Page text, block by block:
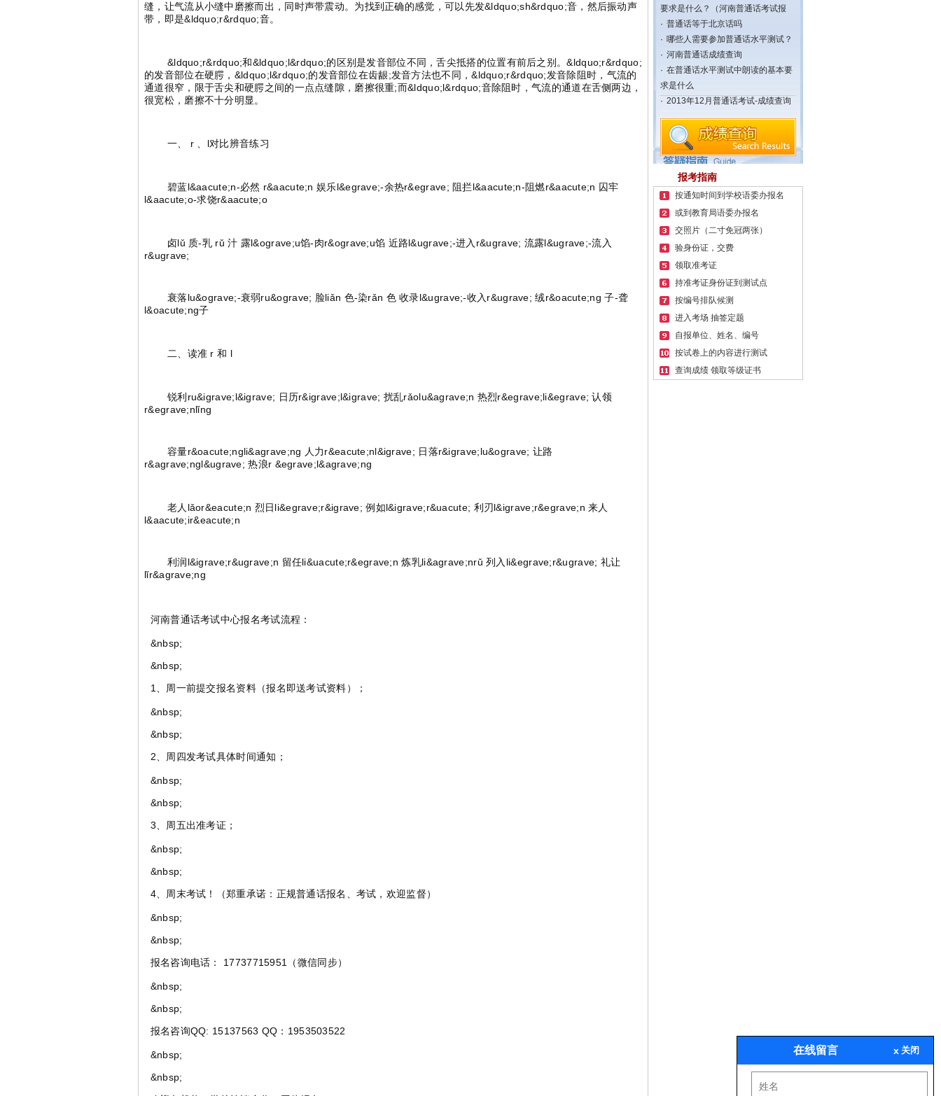
缝，让气流从小缝中磨擦而出，同时声带震动。为找到正确的感觉，可以先发&ldquo;sh&rdquo;音，然后振动声
带，即是&ldquo;r&rdquo;音。
&ldquo;r&rdquo;和&ldquo;l&rdquo;的区别是发音部位不同，舌尖抵搭的位置有前后之别。&ldquo;r&rdquo;
的发音部位在硬腭，&ldquo;l&rdquo;的发音部位在齿龈;发音方法也不同，&ldquo;r&rdquo;发音除阻时，气流的
通道很窄，限于舌尖和硬腭之间的一点点缝隙，磨擦很重;而&ldquo;l&rdquo;音除阻时，气流的通道在舌侧两边，
很宽松，磨擦不十分明显。
一、 r 、l对比辨音练习
碧蓝l&aacute;n-必然 r&aacute;n 娱乐l&egrave;-余热r&egrave; 阻拦l&aacute;n-阻燃r&aacute;n 囚牢
l&aacute;o-求饶r&aacute;o
卤lǔ 质-乳 rǔ 汁 露l&ograve;u馅-肉r&ograve;u馅 近路l&ugrave;-进入r&ugrave; 流露l&ugrave;-流入
r&ugrave;
衰落lu&ograve;-衰弱ru&ograve; 脸liǎn 色-染rǎn 色 收录l&ugrave;-收入r&ugrave; 绒r&oacute;ng 子-聋
l&oacute;ng子
二、读准 r 和 l
锐利ru&igrave;l&igrave; 日历r&igrave;l&igrave; 扰乱rǎolu&agrave;n 热烈r&egrave;li&egrave; 认领
r&egrave;nlǐng
容量r&oacute;ngli&agrave;ng 人力r&eacute;nl&igrave; 日落r&igrave;lu&ograve; 让路
r&agrave;ngl&ugrave; 热浪r &egrave;l&agrave;ng
老人lǎor&eacute;n 烈日li&egrave;r&igrave; 例如l&igrave;r&uacute; 利刃l&igrave;r&egrave;n 来人
l&aacute;ir&eacute;n
利润l&igrave;r&ugrave;n 留任li&uacute;r&egrave;n 炼乳li&agrave;nrǔ 列入li&egrave;r&ugrave; 礼让
lǐr&agrave;ng
河南普通话考试中心报名考试流程：
&nbsp;
&nbsp;
1、周一前提交报名资料（报名即送考试资料）；
&nbsp;
&nbsp;
2、周四发考试具体时间通知；
&nbsp;
&nbsp;
3、周五出准考证；
&nbsp;
&nbsp;
4、周末考试！（郑重承诺：正规普通话报名、考试，欢迎监督）
&nbsp;
&nbsp;
报名咨询电话： 17737715951（微信同步）
&nbsp;
&nbsp;
报名咨询QQ: 15137563 QQ：1953503522
&nbsp;
&nbsp;
要求是什么？（河南普通话考试报
· 普通话等于北京话吗
· 哪些人需要参加普通话水平测试？
· 河南普通话成绩查询
· 在普通话水平测试中朗读的基本要
求是什么
· 2013年12月普通话考试-成绩查询
报考指南
按通知时间到学校语委办报名
或到教育局语委办报名
交照片（二寸免冠两张）
验身份证，交费
领取准考证
持准考证身份证到测试点
按编号排队候测
进入考场 抽签定题
自报单位、姓名、编号
按试卷上的内容进行测试
查询成绩 领取等级证书
在线留言 关闭
x